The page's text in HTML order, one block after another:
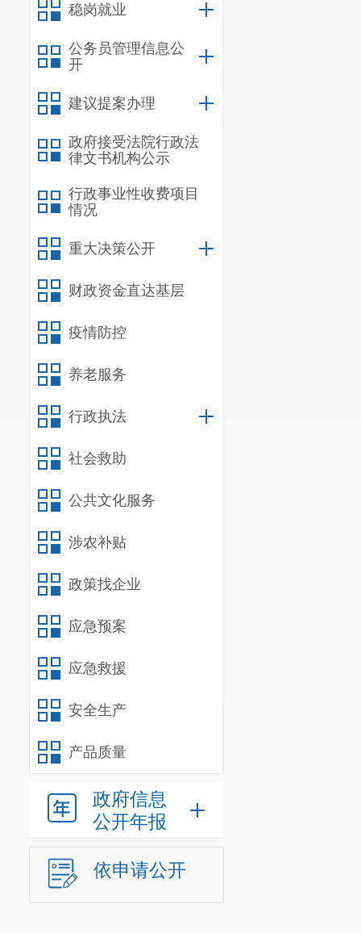
稳岗就业
公务员管理信息公
开
建议提案办理
政府接受法院行政法
律文书机构公示
行政事业性收费项目
情况
重大决策公开
财政资金直达基层
疫情防控
养老服务
行政执法
社会救助
公共文化服务
涉农补贴
政策找企业
应急预案
应急救援
安全生产
产品质量
政府信息
公开年报
依申请公开